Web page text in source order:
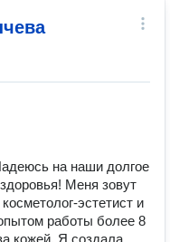
на наши долгое
Меня зовут
эстетист и
работы более 8
кожей. Я создала